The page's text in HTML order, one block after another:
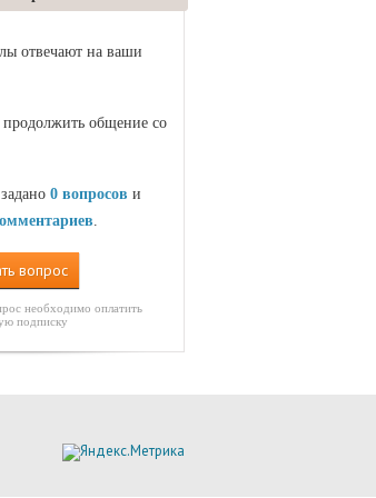
отвечают на ваши
общение со
0 вопросов и
вопрос
необходимо оплатить
подписку